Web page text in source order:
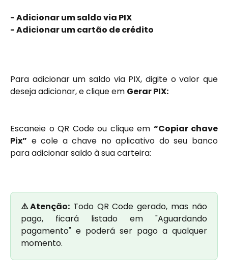
- Adicionar um saldo via PIX
- Adicionar um cartão de crédito
Para adicionar um saldo via PIX, digite o valor que
deseja adicionar, e clique em Gerar PIX:
Escaneie o QR Code ou clique em “Copiar chave
Pix” e cole a chave no aplicativo do seu banco
para adicionar saldo à sua carteira:
⚠️Atenção:Todo QR Code gerado, mas não
pago, ficará listado em "Aguardando
pagamento" e poderá ser pago a qualquer
momento.